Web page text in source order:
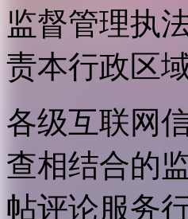
监督管理执
责本行政区
各级互联网
查相结合的
帖评论服务行